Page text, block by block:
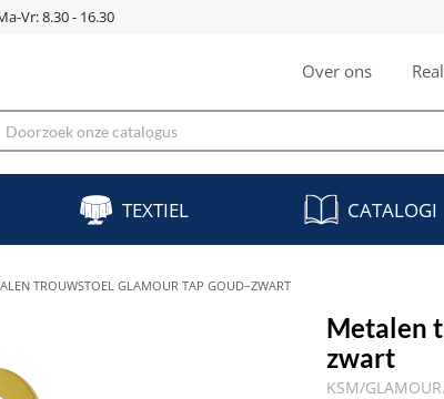
Vr: 8.30 - 16.30
Over ons
TEXTIEL CATALOGI
TROUWSTOEL GLAMOUR TAP GOUD–ZWART
Metalen
zwart
KSM/